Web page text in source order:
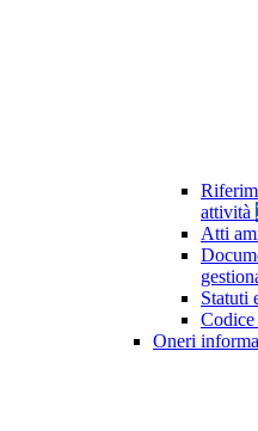
attività
Atti
Statuti
Codice
Oneri